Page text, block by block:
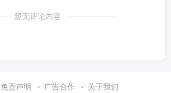
暂无评论内容
免责声明 广告合作 关于我们